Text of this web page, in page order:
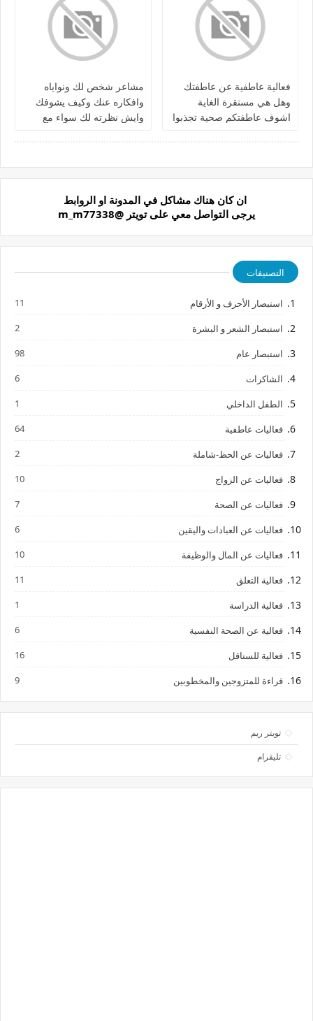
فعالية عاطفية عن عاطفتك
وهل هي مستقرة الغاية
اشوف عاطفتكم صحية تجذبوا
مشاعر شخص لك ونواياه
وافكاره عنك وكيف يشوفك
وايش نظرته لك سواء مع
ان كان هناك مشاكل في المدونة او الروابط
يرجى التواصل معي على تويتر @m_m77338
التصنيفات
استبصار الأحرف و الأرقام 11
استبصار الشعر و البشرة 2
استبصار عام 98
الشاكرات 6
الطفل الداخلي 1
فعاليات عاطفية 64
فعاليات عن الحظ-شاملة 2
فعاليات عن الزواج 10
فعاليات عن الصحة 7
فعاليات عن العبادات واليقين 6
فعاليات عن المال والوظيفة 10
فعالية التعلق 11
فعالية الدراسة 1
فعالية عن الصحة النفسية 6
فعالية للسناقل 16
قراءة للمتزوجين والمخطوبين 9
تويتر ريم
تليقرام